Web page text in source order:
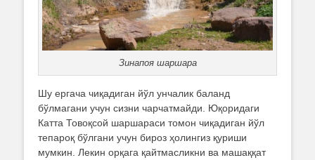
Зинапоя шаршара
Шу ергача чиқадиган йўл унчалик баланд
бўлмагани учун сизни чарчатмайди. Юқоридаги
Катта Товоқсой шаршараси томон чиқадиган йўл
тепароқ бўлгани учун бироз ҳолингиз қуриши
мумкин. Лекин орқага қайтмасликни ва машаққат